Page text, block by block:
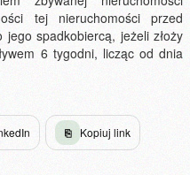
tej nieruchomości przed
spadkobiercą, jeżeli złoży
6 tygodni, licząc od dnia
⎘ Kopiuj link